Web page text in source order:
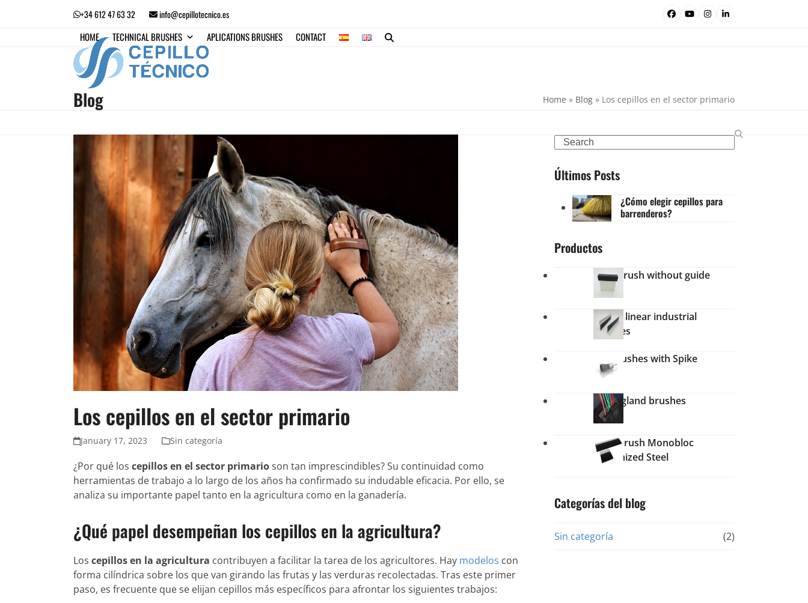
+34 612 47 63 32 info@cepillotecnico.es Facebook
YouTubeInstagram
LinkedIn
HOME TECHNICAL BRUSHES APLICATIONS BRUSHES CONTACT
Blog Home » Blog » Los cepillos en el sector primario
Los cepillos en el sector primario
January 17, 2023 Sin categoría
¿Por qué los cepillos en el sector primarioson tan imprescindibles? Su continuidad como
herramientas de trabajo a lo largo de los años ha confirmado su indudable eficacia. Por ello, se
analiza su importante papel tanto en la agricultura como en la ganadería.
¿Qué papel desempeñan los cepillos en la agricultura?
Los cepillos en la agricultura contribuyen a facilitar la tarea de los agricultores. Hay modelos con
forma cilíndrica sobre los que van girando las frutas y las verduras recolectadas. Tras este primer
paso, es frecuente que se elijan cepillos más específicos para afrontar los siguientes trabajos:
Search
Últimos Posts
¿Cómo elegir cepillos para
barrenderos?
Productos
Strip brush without guide
Plastic linear industrial
brushes
Pin Brushes with Spike
Cable gland brushes
Strip Brush Monobloc
Galvanized Steel
Categorías del blog
Sin categoría (2)